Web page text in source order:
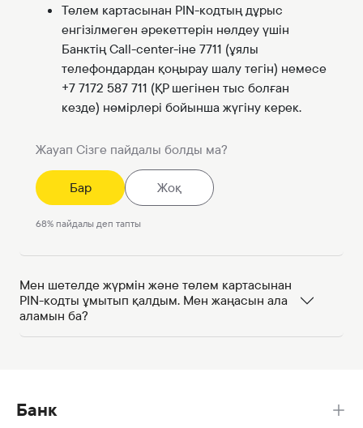
Төлем картасынан PIN-кодтың дұрыс
енгізілмеген әрекеттерін нөлдеу үшін
Банктің Call-center-іне 7711 (ұялы
телефондардан қоңырау шалу тегін) немесе
+7 7172 587 711 (ҚР шегінен тыс болған
кезде) нөмірлері бойынша жүгіну керек.
Жауап Сізге пайдалы болды ма?
Бар Жоқ
68%пайдалы деп тапты
Мен шетелде жүрмін және төлем картасынан
PIN-кодты ұмытып қалдым. Мен жаңасын ала
аламын ба?
Банк